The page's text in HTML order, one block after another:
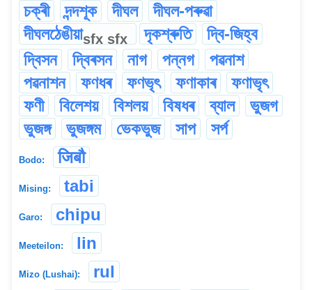
চক্ৰী
দন্দশূক দীঘল
দীঘল-পৰুৱা
দীঘলঠেঙীয়াsfx sfx দৃকশ্ৰুতি
দ্বি-জিহ্ব
দ্বিসন
দ্বিৰসন নাগ পন্নগ
পৱনাশ
পৱনাশন
ফণধৰ ফণভৃৎ ফণাকাৰ
ফণাভৃৎ
ফণী
বিলেশয় বিশলয় বিষধৰ ব্যাল
ভুজগ
ভুজঙ্গ
ভুজঙ্গম ভেকভুজ সাপ সৰ্প
Bodo: जिबौ
Mising: tabi
Garo: chipu
Meeteilon: lin
Mizo (Lushai): rul